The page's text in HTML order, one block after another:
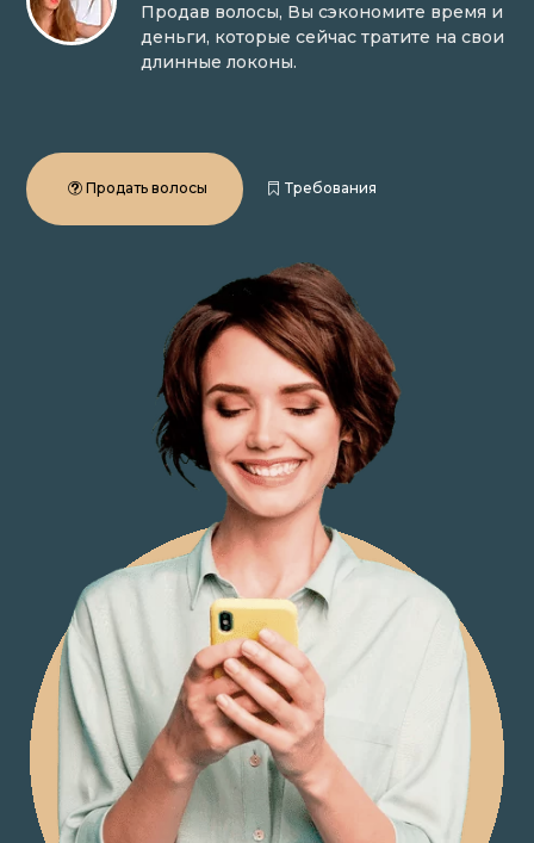
Продав волосы, Вы сэкономите время и
деньги, которые сейчас тратите на свои
длинные локоны.
Продать волосы Требования